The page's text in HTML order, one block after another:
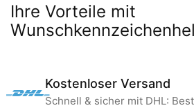
Ihre Vorteile mit
Kostenloser Versand
Schnell & sicher mit DHL: